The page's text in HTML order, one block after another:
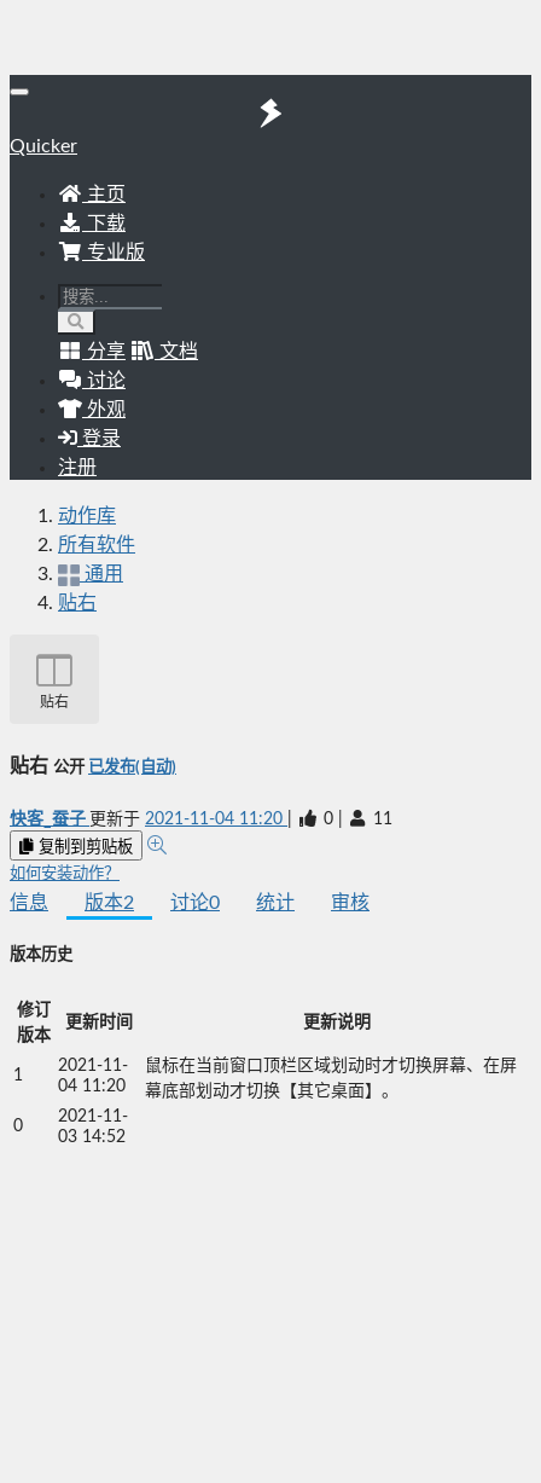
Quicker
主页
下载
专业版
分享
文档
讨论
外观
登录
注册
动作库
所有软件
通用
贴右
贴右
贴右 公开 已发布(自动)
快客_蚕子 更新于 2021-11-04 11:20 0 11
复制到剪贴板
如何安装动作？
信息 版本2 讨论0 统计 审核
版本历史
修订
版本
更新时间 更新说明
1
2021-11-
04 11:20
鼠标在当前窗口顶栏区域划动时才切换屏幕、在屏
幕底部划动才切换【其它桌面】。
0
2021-11-
03 14:52